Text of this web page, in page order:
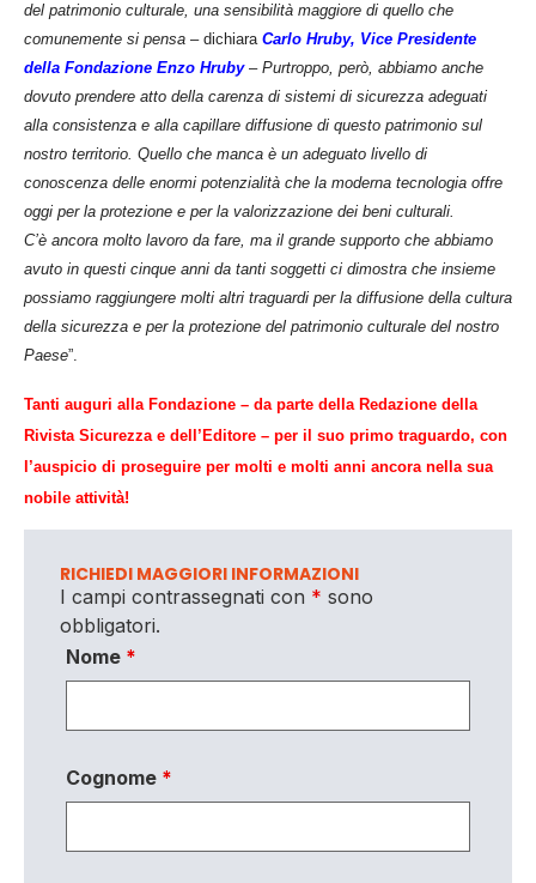
del patrimonio culturale, una sensibilità maggiore di quello che
comunemente si pensa – dichiara Carlo Hruby, Vice Presidente
della Fondazione Enzo Hruby– Purtroppo, però, abbiamo anche
dovuto prendere atto della carenza di sistemi di sicurezza adeguati
alla consistenza e alla capillare diffusione di questo patrimonio sul
nostro territorio. Quello che manca è un adeguato livello di
conoscenza delle enormi potenzialità che la moderna tecnologia offre
oggi per la protezione e per la valorizzazione dei beni culturali.
C’è ancora molto lavoro da fare, ma il grande supporto che abbiamo
avuto in questi cinque anni da tanti soggetti ci dimostra che insieme
possiamo raggiungere molti altri traguardi per la diffusione della cultura
della sicurezza e per la protezione del patrimonio culturale del nostro
Paese”.
Tanti auguri alla Fondazione – da parte della Redazione della
Rivista Sicurezza e dell’Editore – per il suo primo traguardo, con
l’auspicio di proseguire per molti e molti anni ancora nella sua
nobile attività!
RICHIEDI MAGGIORI INFORMAZIONI
I campi contrassegnati con * sono
obbligatori.
Nome *
Cognome *